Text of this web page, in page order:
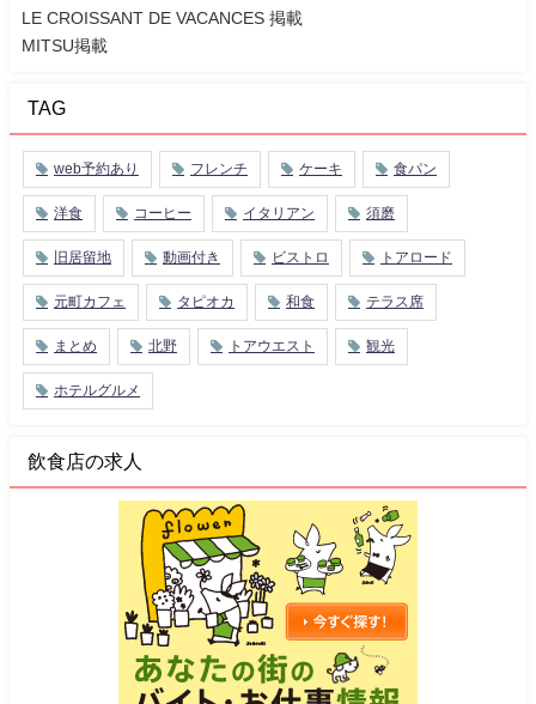
LE CROISSANT DE VACANCES 掲載
MITSU掲載
TAG
web予約あり フレンチ ケーキ 食パン
洋食 コーヒー イタリアン 須磨
旧居留地 動画付き ビストロ トアロード
元町カフェ タピオカ 和食 テラス席
まとめ 北野 トアウエスト 観光
ホテルグルメ
飲食店の求人